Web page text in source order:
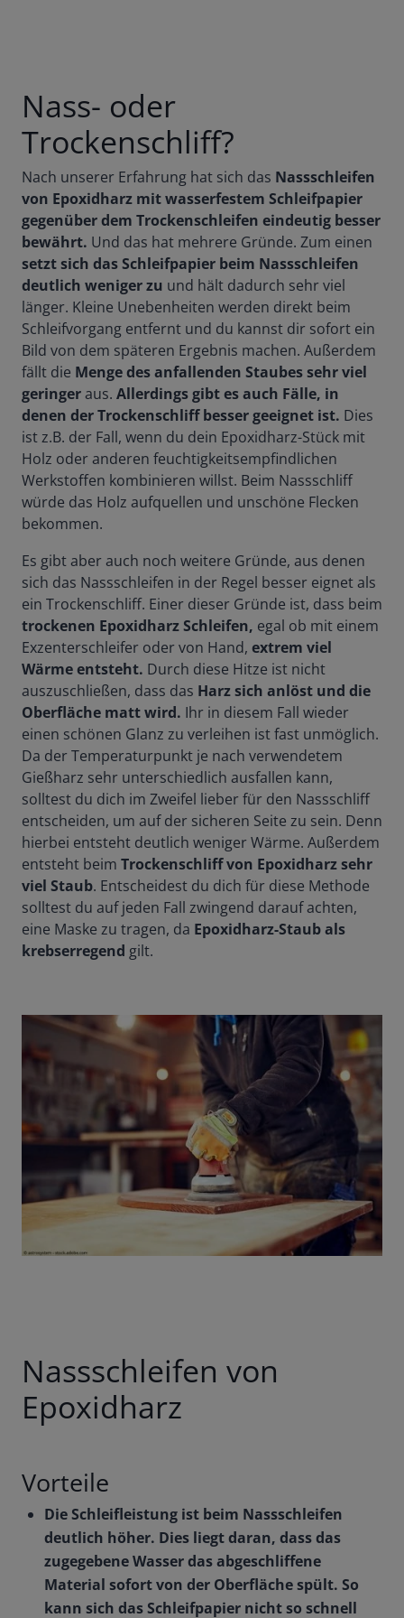
Nass- oder
Trockenschliff?
Nach unserer Erfahrung hat sich das Nassschleifen
von Epoxidharz mit wasserfestem Schleifpapier
gegenüber dem Trockenschleifen eindeutig besser
bewährt. Und das hat mehrere Gründe. Zum einen
setzt sich das Schleifpapier beim Nassschleifen
deutlich weniger zu und hält dadurch sehr viel
länger. Kleine Unebenheiten werden direkt beim
Schleifvorgang entfernt und du kannst dir sofort ein
Bild von dem späteren Ergebnis machen. Außerdem
fällt die Menge des anfallenden Staubes sehr viel
geringeraus. Allerdings gibt es auch Fälle, in
denen der Trockenschliff besser geeignet ist. Dies
ist z.B. der Fall, wenn du dein Epoxidharz-Stück mit
Holz oder anderen feuchtigkeitsempfindlichen
Werkstoffen kombinieren willst. Beim Nassschliff
würde das Holz aufquellen und unschöne Flecken
bekommen.
Es gibt aber auch noch weitere Gründe, aus denen
sich das Nassschleifen in der Regel besser eignet als
ein Trockenschliff. Einer dieser Gründe ist, dass beim
trockenen Epoxidharz Schleifen, egal ob mit einem
Exzenterschleifer oder von Hand, extrem viel
Wärme entsteht. Durch diese Hitze ist nicht
auszuschließen, dass das Harz sich anlöst und die
Oberfläche matt wird. Ihr in diesem Fall wieder
einen schönen Glanz zu verleihen ist fast unmöglich.
Da der Temperaturpunkt je nach verwendetem
Gießharz sehr unterschiedlich ausfallen kann,
solltest du dich im Zweifel lieber für den Nassschliff
entscheiden, um auf der sicheren Seite zu sein. Denn
hierbei entsteht deutlich weniger Wärme. Außerdem
entsteht beim Trockenschliff von Epoxidharz sehr
viel Staub. Entscheidest du dich für diese Methode
solltest du auf jeden Fall zwingend darauf achten,
eine Maske zu tragen, da Epoxidharz-Staub als
krebserregend gilt.
Nassschleifen von
Epoxidharz
Vorteile
Die Schleifleistung ist beim Nassschleifen
deutlich höher. Dies liegt daran, dass das
zugegebene Wasser das abgeschliffene
Material sofort von der Oberfläche spült. So
kann sich das Schleifpapier nicht so schnell